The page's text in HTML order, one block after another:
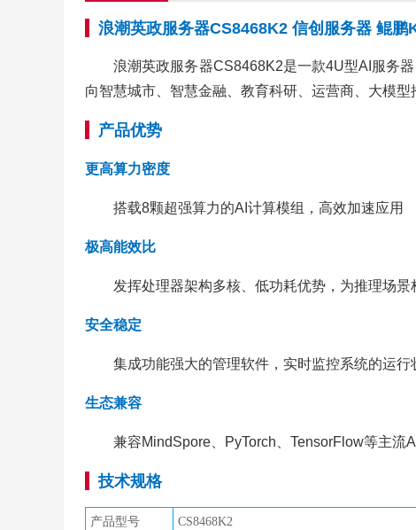
浪潮英政服务器CS8468K2 信创服务器 鲲
浪潮英政服务器CS8468K2是一款4U型AI服务
向智慧城市、智慧金融、教育科研、运营商、大模
产品优势
更高算力密度
搭载8颗超强算力的AI计算模组，高效加速应用
极高能效比
发挥处理器架构多核、低功耗优势，为推理场景
安全稳定
集成功能强大的管理软件，实时监控系统的运
生态兼容
兼容MindSpore、PyTorch、TensorFlow等主流
技术规格
产品型号 CS8468K2